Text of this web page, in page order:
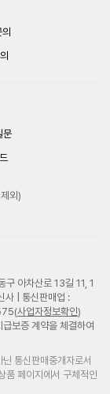
문
외)
구 아차산로 13길 11, 1
사 | 통신판매업 :
사업자정보확인)
보증 계약을 체결하여
통신판매중개자로서
품 페이지에서 구체적인